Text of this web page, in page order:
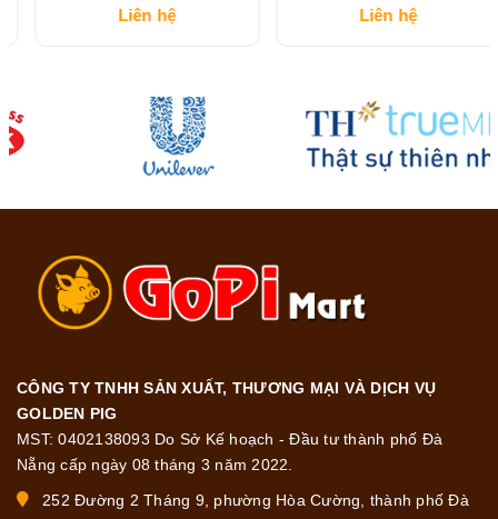
Liên hệ Liên hệ
CÔNG TY TNHH SẢN XUẤT, THƯƠNG MẠI VÀ DỊCH VỤ
GOLDEN PIG
MST: 0402138093 Do Sở Kế hoạch - Đầu tư thành phố Đà
Nẵng cấp ngày 08 tháng 3 năm 2022.
252 Đường 2 Tháng 9, phường Hòa Cường, thành phố Đà